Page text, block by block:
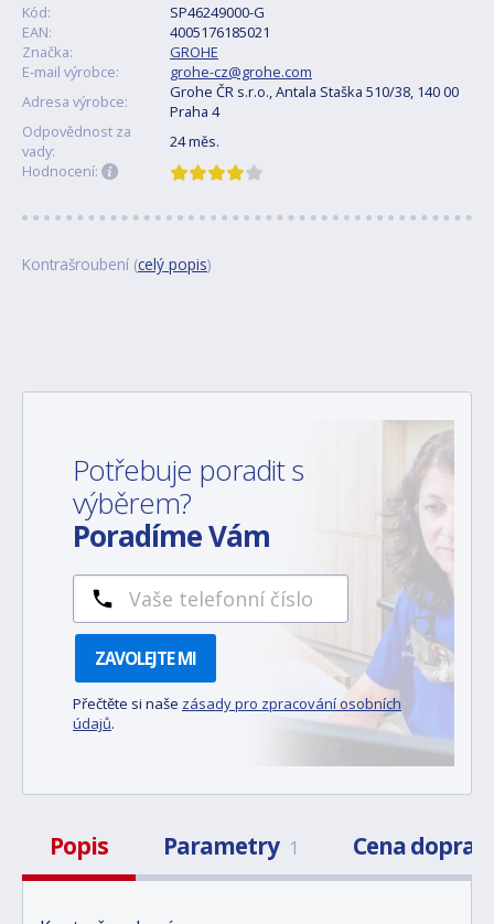
Kód:
SP46249000-G
EAN:
4005176185021
Značka:
GROHE
E-mail výrobce:
grohe-cz@grohe.com
Adresa výrobce:
Grohe ČR s.r.o., Antala Staška 510/38, 140 00
Praha 4
Odpovědnost za
vady:
24 měs.
Hodnocení:
Kontrašroubení (celý popis)
Potřebuje poradit s
výběrem?
Poradíme Vám
ZAVOLEJTE MI
Přečtěte si naše zásady pro zpracování osobních
údajů.
Popis Parametry 1 Cena